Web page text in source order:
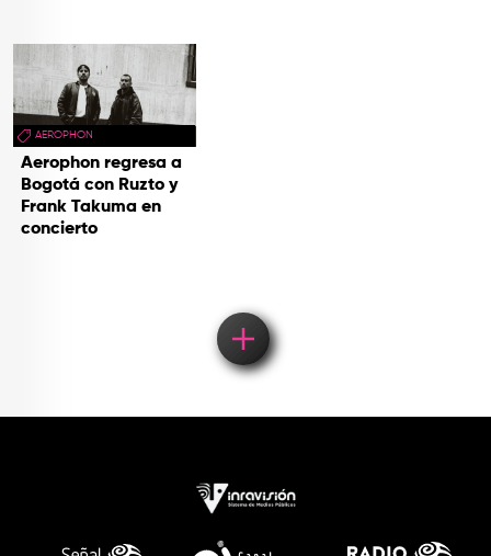
AEROPHON
Aerophon regresa a
Bogotá con Ruzto y
Frank Takuma en
concierto